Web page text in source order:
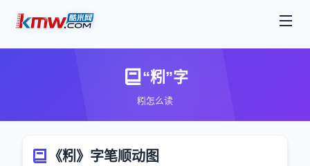
“粌”字
粌怎么读
《粌》字笔顺动图